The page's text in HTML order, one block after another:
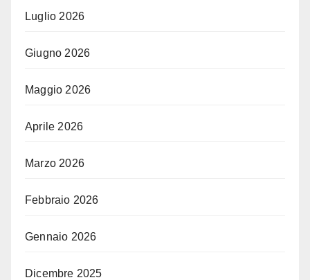
Luglio 2026
Giugno 2026
Maggio 2026
Aprile 2026
Marzo 2026
Febbraio 2026
Gennaio 2026
Dicembre 2025